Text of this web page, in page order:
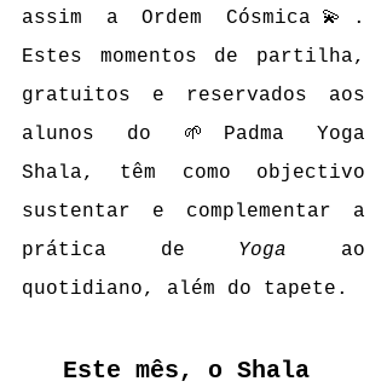
assim a Ordem Cósmica💫.
Estes momentos de partilha,
gratuitos e reservados aos
alunos do 🌱Padma Yoga
Shala, têm como objectivo
sustentar e complementar a
prática de Yoga ao
quotidiano, além do tapete.
Este mês, o Shala